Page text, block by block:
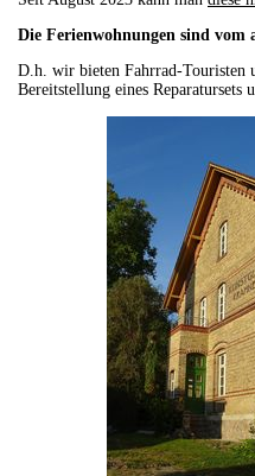
Die Ferienwohnungen sind
D.h. wir bieten Fahrrad-Touristen
Bereitstellung eines